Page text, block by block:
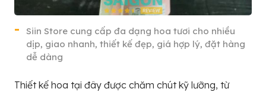
Siin Store cung cấp đa dạng hoa tươi cho nhiều
dịp, giao nhanh, thiết kế đẹp, giá hợp lý, đặt hàng
dễ dàng
Thiết kế hoa tại đây được chăm chút kỹ lưỡng, từ